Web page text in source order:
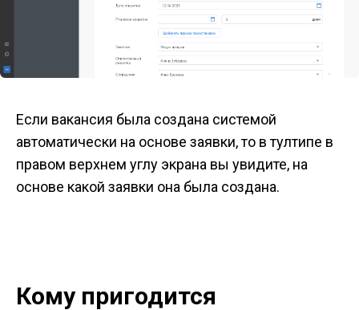
Если вакансия была создана системой
автоматически на основе заявки, то в тултипе в
правом верхнем углу экрана вы увидите, на
основе какой заявки она была создана.
Кому пригодится